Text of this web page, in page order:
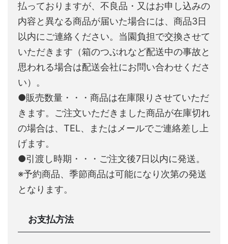
払っておりますが、不良品・又はお申し込みの
内容と異なる商品が届いた場合には、商品3日
以内にご連絡ください。当園負担で交換させて
いただきます（箱のつぶれなど配送中の事故と
思われる場合は配送会社にお問い合わせくださ
い）。
●販売数量・・・商品は在庫限りさせていただ
きます。ご注文いただきました商品が在庫切れ
の場合は、TEL、またはメールでご連絡差し上
げます。
●引渡し時期・・・ご注文後7日以内に発送。
※予約商品、季節商品は可能になり次第の発送
となります。
お支払方法